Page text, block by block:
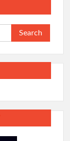
Search
for: